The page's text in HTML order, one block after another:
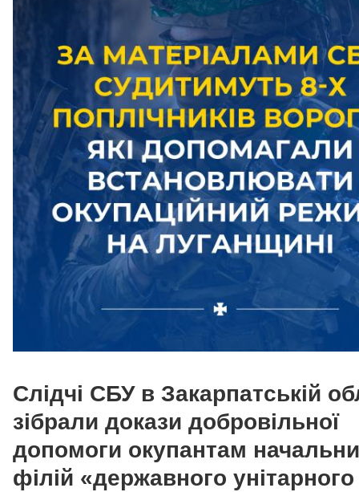
Слідчі СБУ в Закарпатській
зібрали докази добровільної
допомоги окупантам
філій «державного унітарного